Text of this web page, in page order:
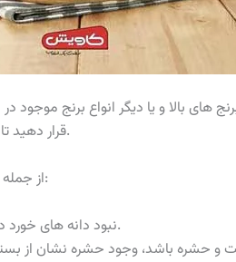
های بالا و یا دیگر انواع برنج موجود
قرار دهید تا بتوانید برنج مناسبی برای خانواده خود تهیه کنید.
از جمله خصوصیاتی که باید به آن توجه کنید، عبارت اند از:
نبود دانه های خورد در برنج از کیفیت بالای آن خبر می دهد.
و حشره باشد، وجود حشره نشان از